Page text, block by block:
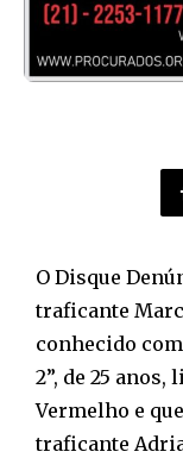
O Disque
traficante
conhecido
2”, de 25 anos,
Vermelho e
traficante